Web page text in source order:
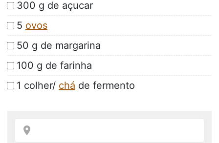
300 g de açucar
5 ovos
50 g de margarina
100 g de farinha
1 colher/ chá de fermento